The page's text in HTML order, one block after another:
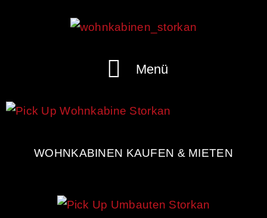
Menü
WOHNKABINEN KAUFEN & MIETEN